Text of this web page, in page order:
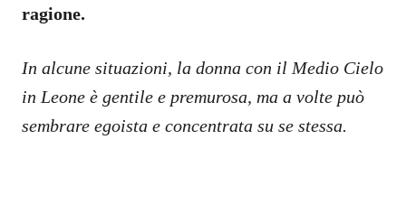
ragione.
In alcune situazioni, la donna con il Medio Cielo
in Leone è gentile e premurosa, ma a volte può
sembrare egoista e concentrata su se stessa.